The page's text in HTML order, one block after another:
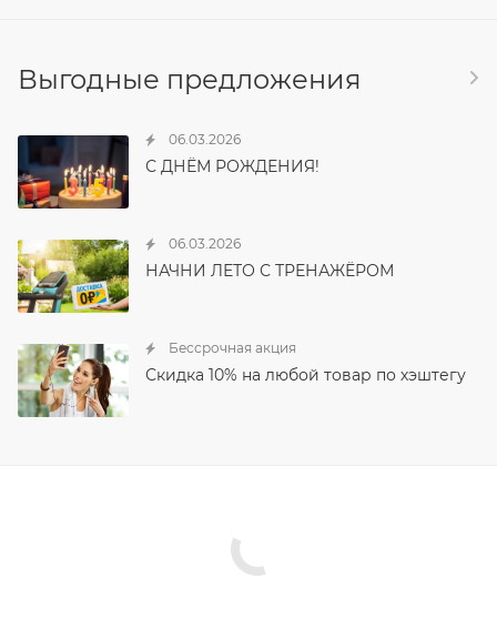
Выгодные предложения
06.03.2026
С ДНЁМ РОЖДЕНИЯ!
06.03.2026
НАЧНИ ЛЕТО С ТРЕНАЖЁРОМ
Бессрочная акция
Скидка 10% на любой товар по хэштегу